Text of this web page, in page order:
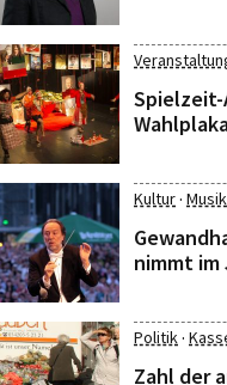
Kultur· Musik
nimmt im
Politik·
Zahl der